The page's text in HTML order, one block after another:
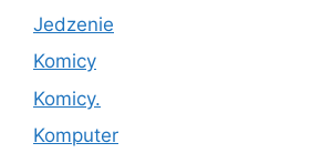
Jedzenie
Komicy
Komicy.
Komputer